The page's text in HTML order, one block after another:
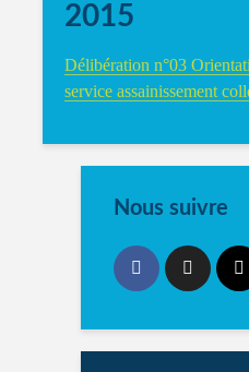
2015
Délibération n°03
service assainissement
Nous suivre